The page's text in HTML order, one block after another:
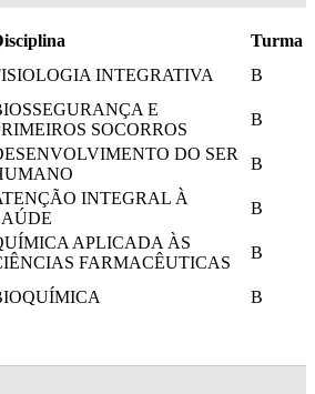
Turma
INTEGRATIVA
B
E
SOCORROS
B
DO SER
B
INTEGRAL À
B
APLICADA ÀS
FARMACÊUTICAS
B
B